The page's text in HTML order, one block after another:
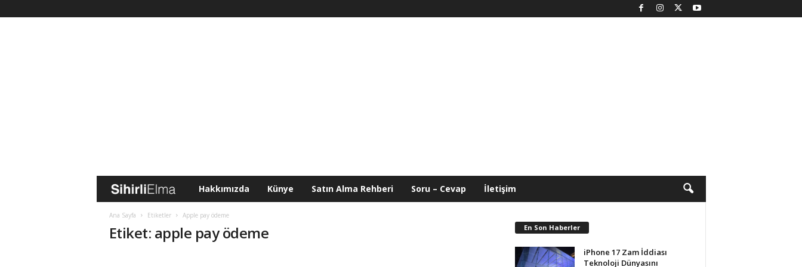
i
h
Hakkımızda Künye Satın Alma Rehberi Soru – Cevap İletişim
Ana Sayfa Etiketler Apple pay ödeme
Etiket: apple pay ödeme En Son Haberler
iPhone 17 Zam İddiası
Teknoloji Dünyasını